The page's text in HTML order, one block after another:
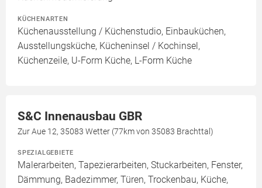
KÜCHENARTEN
Küchenausstellung / Küchenstudio, Einbauküchen,
Ausstellungsküche, Kücheninsel / Kochinsel,
Küchenzeile, U-Form Küche, L-Form Küche
S&C Innenausbau GBR
Zur Aue 12, 35083 Wetter (77km von 35083 Brachttal)
SPEZIALGEBIETE
Malerarbeiten, Tapezierarbeiten, Stuckarbeiten, Fenster,
Dämmung, Badezimmer, Türen, Trockenbau, Küche,